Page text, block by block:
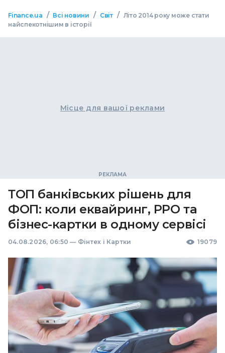
Finance.ua / Всі новини / Світ / Літо 2014 року може стати
найспекотнішим в історії
Місце для вашої реклами
ТОП банківських рішень для
ФОП: коли еквайринг, РРО та
бізнес-картки в одному сервісі
04.08.2026, 06:50 — Фінтех і Картки 19079